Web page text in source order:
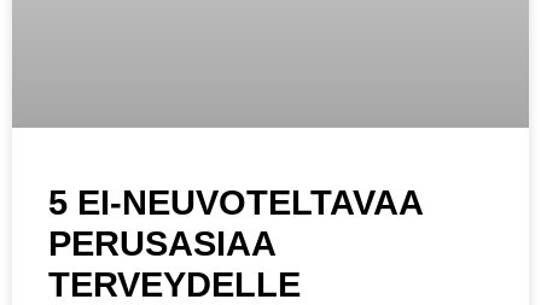
5 EI-NEUVOTELTAVAA
PERUSASIAA
TERVEYDELLE